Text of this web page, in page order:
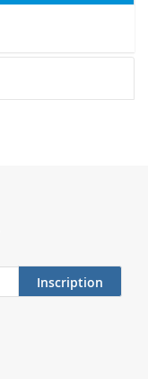
Inscription